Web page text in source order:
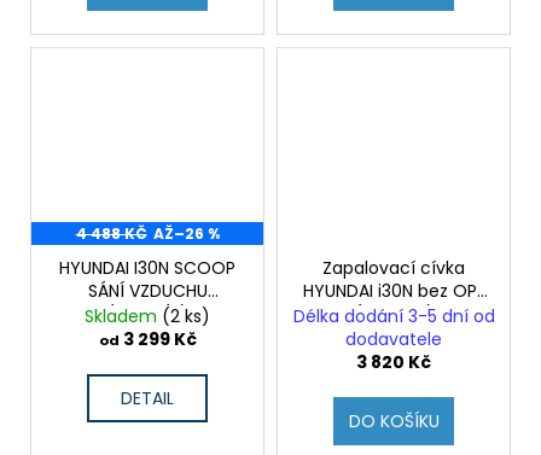
4 488 KČ AŽ–26 %
HYUNDAI I30N SCOOP
SÁNÍ VZDUCHU
(MANUÁL)
Skladem (2 ks)
od 3 299 Kč
DETAIL
Zapalovací cívka
HYUNDAI i30N bez OPF
(Originál)
Délka dodání 3-5 dní od
dodavatele
3 820 Kč
DO KOŠÍKU